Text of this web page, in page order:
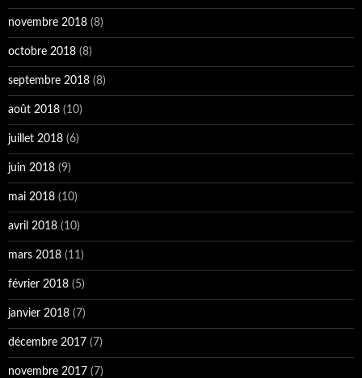
novembre 2018 (8)
octobre 2018 (8)
septembre 2018 (8)
août 2018 (10)
juillet 2018 (6)
juin 2018 (9)
mai 2018 (10)
avril 2018 (10)
mars 2018 (11)
février 2018 (5)
janvier 2018 (7)
décembre 2017 (7)
novembre 2017 (7)